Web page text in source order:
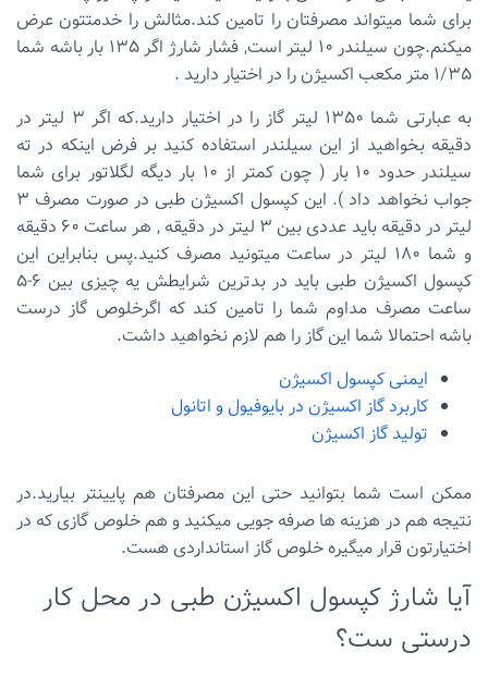
برای شما میتواند مصرفتان را تامین کند.مثالش را خدمتتون عرض
میکنم.چون سیلندر ۱۰ لیتر است, فشار شارژ اگر ۱۳۵ بار باشه شما
۱/۳۵ متر مکعب اکسیژن را در اختیار دارید .
به عبارتی شما ۱۳۵۰ لیتر گاز را در اختیار دارید.که اگر ۳ لیتر در
دقیقه بخواهید از این سیلندر استفاده کنید بر فرض اینکه در ته
سیلندر حدود ۱۰ بار ( چون کمتر از ۱۰ بار دیگه لگلاتور برای شما
جواب نخواهد داد ). این کپسول اکسیژن طبی در صورت مصرف ۳
لیتر در دقیقه باید عددی بین ۳ لیتر در دقیقه , هر ساعت ۶۰ دقیقه
و شما ۱۸۰ لیتر در ساعت میتونید مصرف کنید.پس بنابراین این
کپسول اکسیژن طبی باید در بدترین شرایطش یه چیزی بین ۶-۵
ساعت مصرف مداوم شما را تامین کند که اگرخلوص گاز درست
باشه احتمالا شما این گاز را هم لازم نخواهید داشت.
ایمنی کپسول اکسیژن
کاربرد گاز اکسیژن در بایوفیول و اتانول
تولید گاز اکسیژن
ممکن است شما بتوانید حتی این مصرفتان هم پایینتر بیارید.در
نتیجه هم در هزینه ها صرفه جویی میکنید و هم خلوص گازی که در
اختیارتون قرار میگیره خلوص گاز استانداردی هست.
آیا شارژ کپسول اکسیژن طبی در محل کار
درستی ست؟